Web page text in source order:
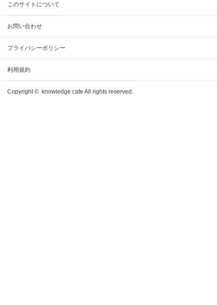
このサイトについて
お問い合わせ
プライバシーポリシー
利用規約
Copyright © knowledge cafe All rights reserved.